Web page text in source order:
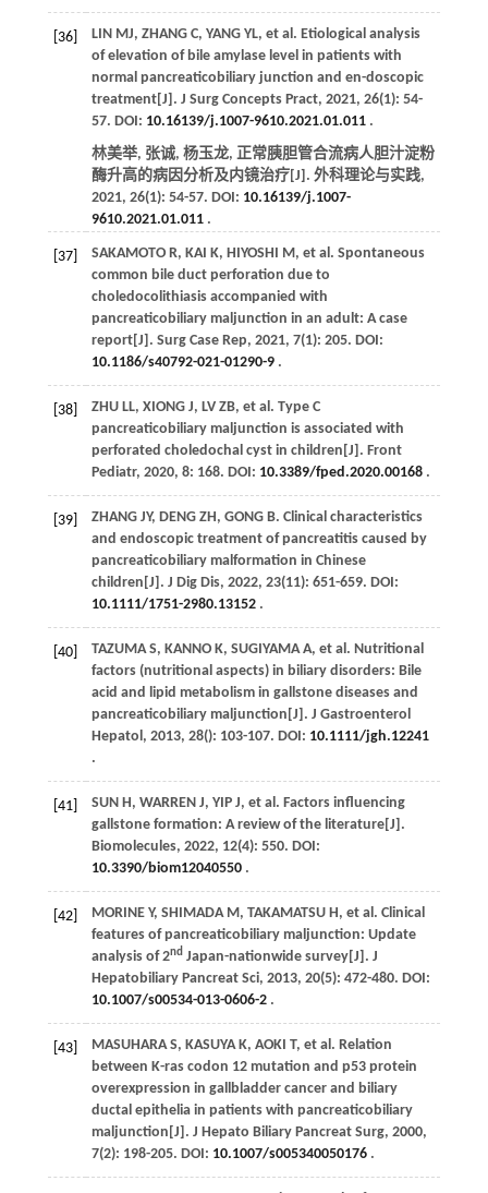
[36] LIN MJ, ZHANG C, YANG YL, et al. Etiological analysis
of elevation of bile amylase level in patients with
normal pancreaticobiliary junction and en-doscopic
treatment[J]. J Surg Concepts Pract, 2021, 26(1): 54-
57. DOI: 10.16139/j.1007-9610.2021.01.011.
林美举, 张诚, 杨玉龙, 正常胰胆管合流病人胆汁淀粉
酶升高的病因分析及内镜治疗[J]. 外科理论与实践,
2021, 26(1): 54-57. DOI: 10.16139/j.1007-
9610.2021.01.011.
[37] SAKAMOTO R, KAI K, HIYOSHI M, et al. Spontaneous
common bile duct perforation due to
choledocolithiasis accompanied with
pancreaticobiliary maljunction in an adult: A case
report[J]. Surg Case Rep, 2021, 7(1): 205. DOI:
10.1186/s40792-021-01290-9.
[38] ZHU LL, XIONG J, LV ZB, et al. Type C
pancreaticobiliary maljunction is associated with
perforated choledochal cyst in children[J]. Front
Pediatr, 2020, 8: 168. DOI: 10.3389/fped.2020.00168.
[39] ZHANG JY, DENG ZH, GONG B. Clinical characteristics
and endoscopic treatment of pancreatitis caused by
pancreaticobiliary malformation in Chinese
children[J]. J Dig Dis, 2022, 23(11): 651-659. DOI:
10.1111/1751-2980.13152.
[40] TAZUMA S, KANNO K, SUGIYAMA A, et al. Nutritional
factors (nutritional aspects) in biliary disorders: Bile
acid and lipid metabolism in gallstone diseases and
pancreaticobiliary maljunction[J]. J Gastroenterol
Hepatol, 2013, 28(): 103-107. DOI: 10.1111/jgh.12241
.
[41] SUN H, WARREN J, YIP J, et al. Factors influencing
gallstone formation: A review of the literature[J].
Biomolecules, 2022, 12(4): 550. DOI:
10.3390/biom12040550.
[42] MORINE Y, SHIMADA M, TAKAMATSU H, et al. Clinical
features of pancreaticobiliary maljunction: Update
analysis of 2ndJapan-nationwide survey[J]. J
Hepatobiliary Pancreat Sci, 2013, 20(5): 472-480. DOI:
10.1007/s00534-013-0606-2.
[43] MASUHARA S, KASUYA K, AOKI T, et al. Relation
between K-ras codon 12 mutation and p53 protein
overexpression in gallbladder cancer and biliary
ductal epithelia in patients with pancreaticobiliary
maljunction[J]. J Hepato Biliary Pancreat Surg, 2000,
7(2): 198-205. DOI: 10.1007/s005340050176.